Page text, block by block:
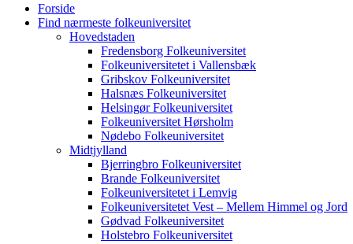
Forside
Find nærmeste folkeuniversitet
Hovedstaden
Fredensborg Folkeuniversitet
Folkeuniversitetet i Vallensbæk
Gribskov Folkeuniversitet
Halsnæs Folkeuniversitet
Helsingør Folkeuniversitet
Folkeuniversitet Hørsholm
Nødebo Folkeuniversitet
Midtjylland
Bjerringbro Folkeuniversitet
Brande Folkeuniversitet
Folkeuniversitetet i Lemvig
Folkeuniversitetet Vest – Mellem Himmel og Jord
Gødvad Folkeuniversitet
Holstebro Folkeuniversitet